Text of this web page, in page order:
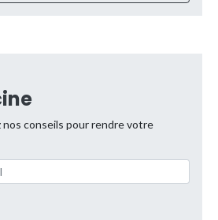
nos conseils pour rendre votre